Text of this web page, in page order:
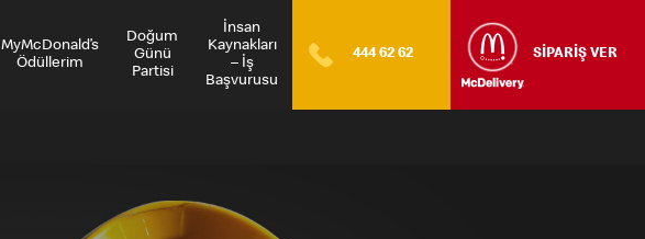
MyMcDonald’s
Ödüllerim
Doğum
Günü
Partisi
İnsan
Kaynakları
– İş
Başvurusu
444 62 62 SİPARİŞ VER